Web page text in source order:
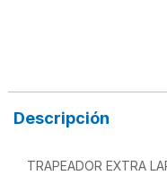
Descripción
TRAPEADOR EXTRA